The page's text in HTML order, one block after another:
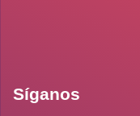
Síganos